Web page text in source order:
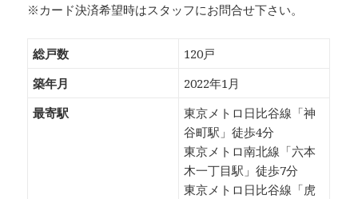
※カード決済希望時はスタッフにお問合せ下さい。
総戸数
120戸
築年月
2022年1月
最寄駅
東京メトロ日比谷線「神
谷町駅」徒歩4分
東京メトロ南北線「六本
木一丁目駅」徒歩7分
東京メトロ日比谷線「虎